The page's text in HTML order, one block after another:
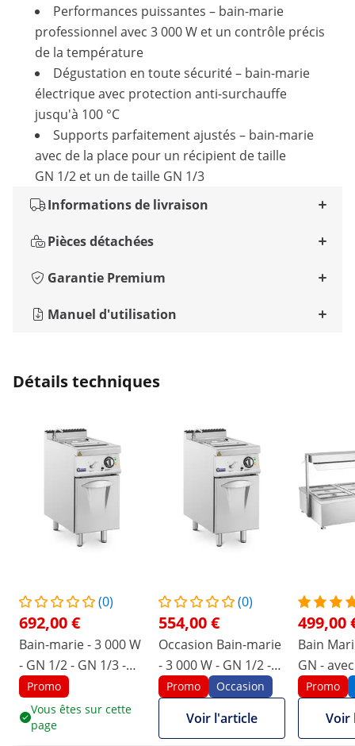
Performances puissantes – bain-marie
professionnel avec 3 000 W et un contrôle précis
de la température
Dégustation en toute sécurité – bain-marie
électrique avec protection anti-surchauffe
jusqu'à 100 °C
Supports parfaitement ajustés – bain-marie
avec de la place pour un récipient de taille
GN 1/2 et un de taille GN 1/3
Informations de livraison
Pièces détachées
Garantie Premium
Manuel d'utilisation
Détails techniques
(0)
692,00 €
Bain-marie - 3 000 W
- GN 1/2 - GN 1/3 -
robinet - meuble bas
(40 x 73 cm) - Royal
Catering
Promo
Vous êtes sur cette
page
(0)
554,00 €
Occasion Bain-marie
- 3 000 W - GN 1/2 -
GN 1/3 - robinet -
meuble bas
(40 x 73 cm) - Royal
Promo Occasion
Voir l'article
499,00
Bain
GN - avec
viande
Promo
Voir